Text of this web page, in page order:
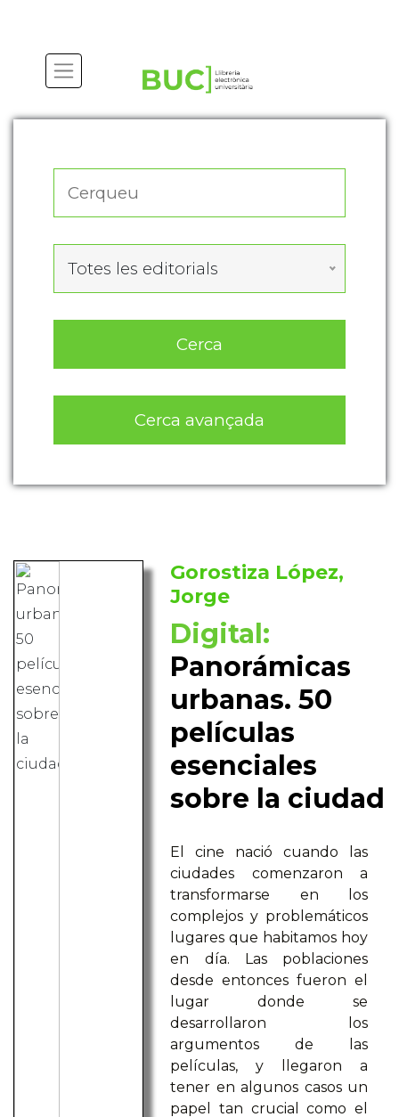
Totes les editorials
Cerca
Cerca avançada
Gorostiza López,
Jorge
Digital:
Panorámicas
urbanas. 50
películas
esenciales
sobre la ciudad
El cine nació cuando las
ciudades comenzaron a
transformarse en los
complejos y problemáticos
lugares que habitamos hoy
en día. Las poblaciones
desde entonces fueron el
lugar donde se
desarrollaron los
argumentos de las
películas, y llegaron a
tener en algunos casos un
papel tan crucial como el